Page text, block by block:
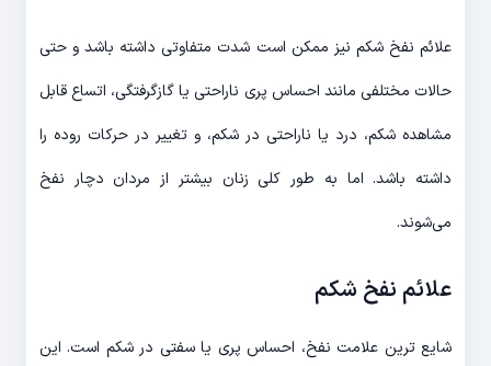
علائم نفخ شکم نیز ممکن است شدت متفاوتی داشته باشد و حتی
حالات مختلفی مانند احساس پری ناراحتی یا گازگرفتگی، اتساع قابل
مشاهده شکم، درد یا ناراحتی در شکم، و تغییر در حرکات روده را
داشته باشد. اما به طور کلی زنان بیشتر از مردان دچار نفخ
می‌شوند.
علائم نفخ شکم
شایع ترین علامت نفخ، احساس پری یا سفتی در شکم است. این